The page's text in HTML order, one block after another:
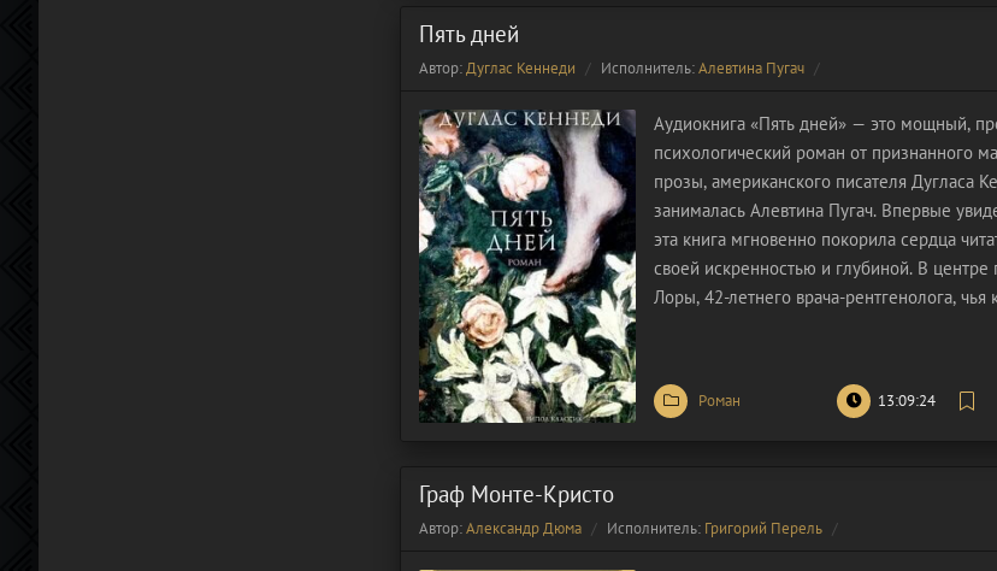
Пять дней
Автор:Дуглас Кеннеди Исполнитель:Алевтина Пугач
Аудиокнига «Пять дней» — это мощный,
психологический роман от признанного
прозы, американского писателя Дугласа
занималась Алевтина Пугач. Впервые
эта книга мгновенно покорила сердца
своей искренностью и глубиной. В центре
Лоры, 42-летнего врача-рентгенолога, чья
Роман 13:09:24
Граф Монте-Кристо
Автор:Александр Дюма Исполнитель: Григорий Перель